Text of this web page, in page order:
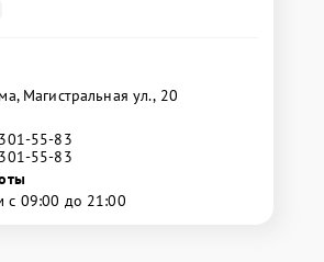
Магистральная ул., 20
55-83
55-83
с 09:00 до 21:00